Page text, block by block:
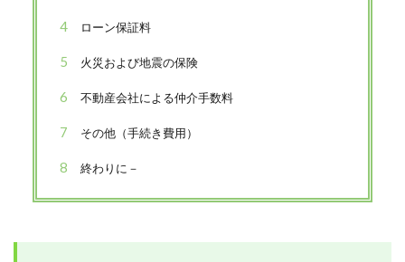
4 ローン保証料
5 火災および地震の保険
6 不動産会社による仲介手数料
7 その他（手続き費用）
8 終わりに－